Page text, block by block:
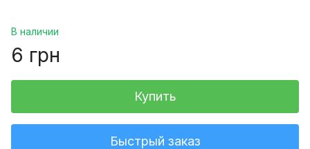
В наличии
6 грн
Купить
Быстрый заказ